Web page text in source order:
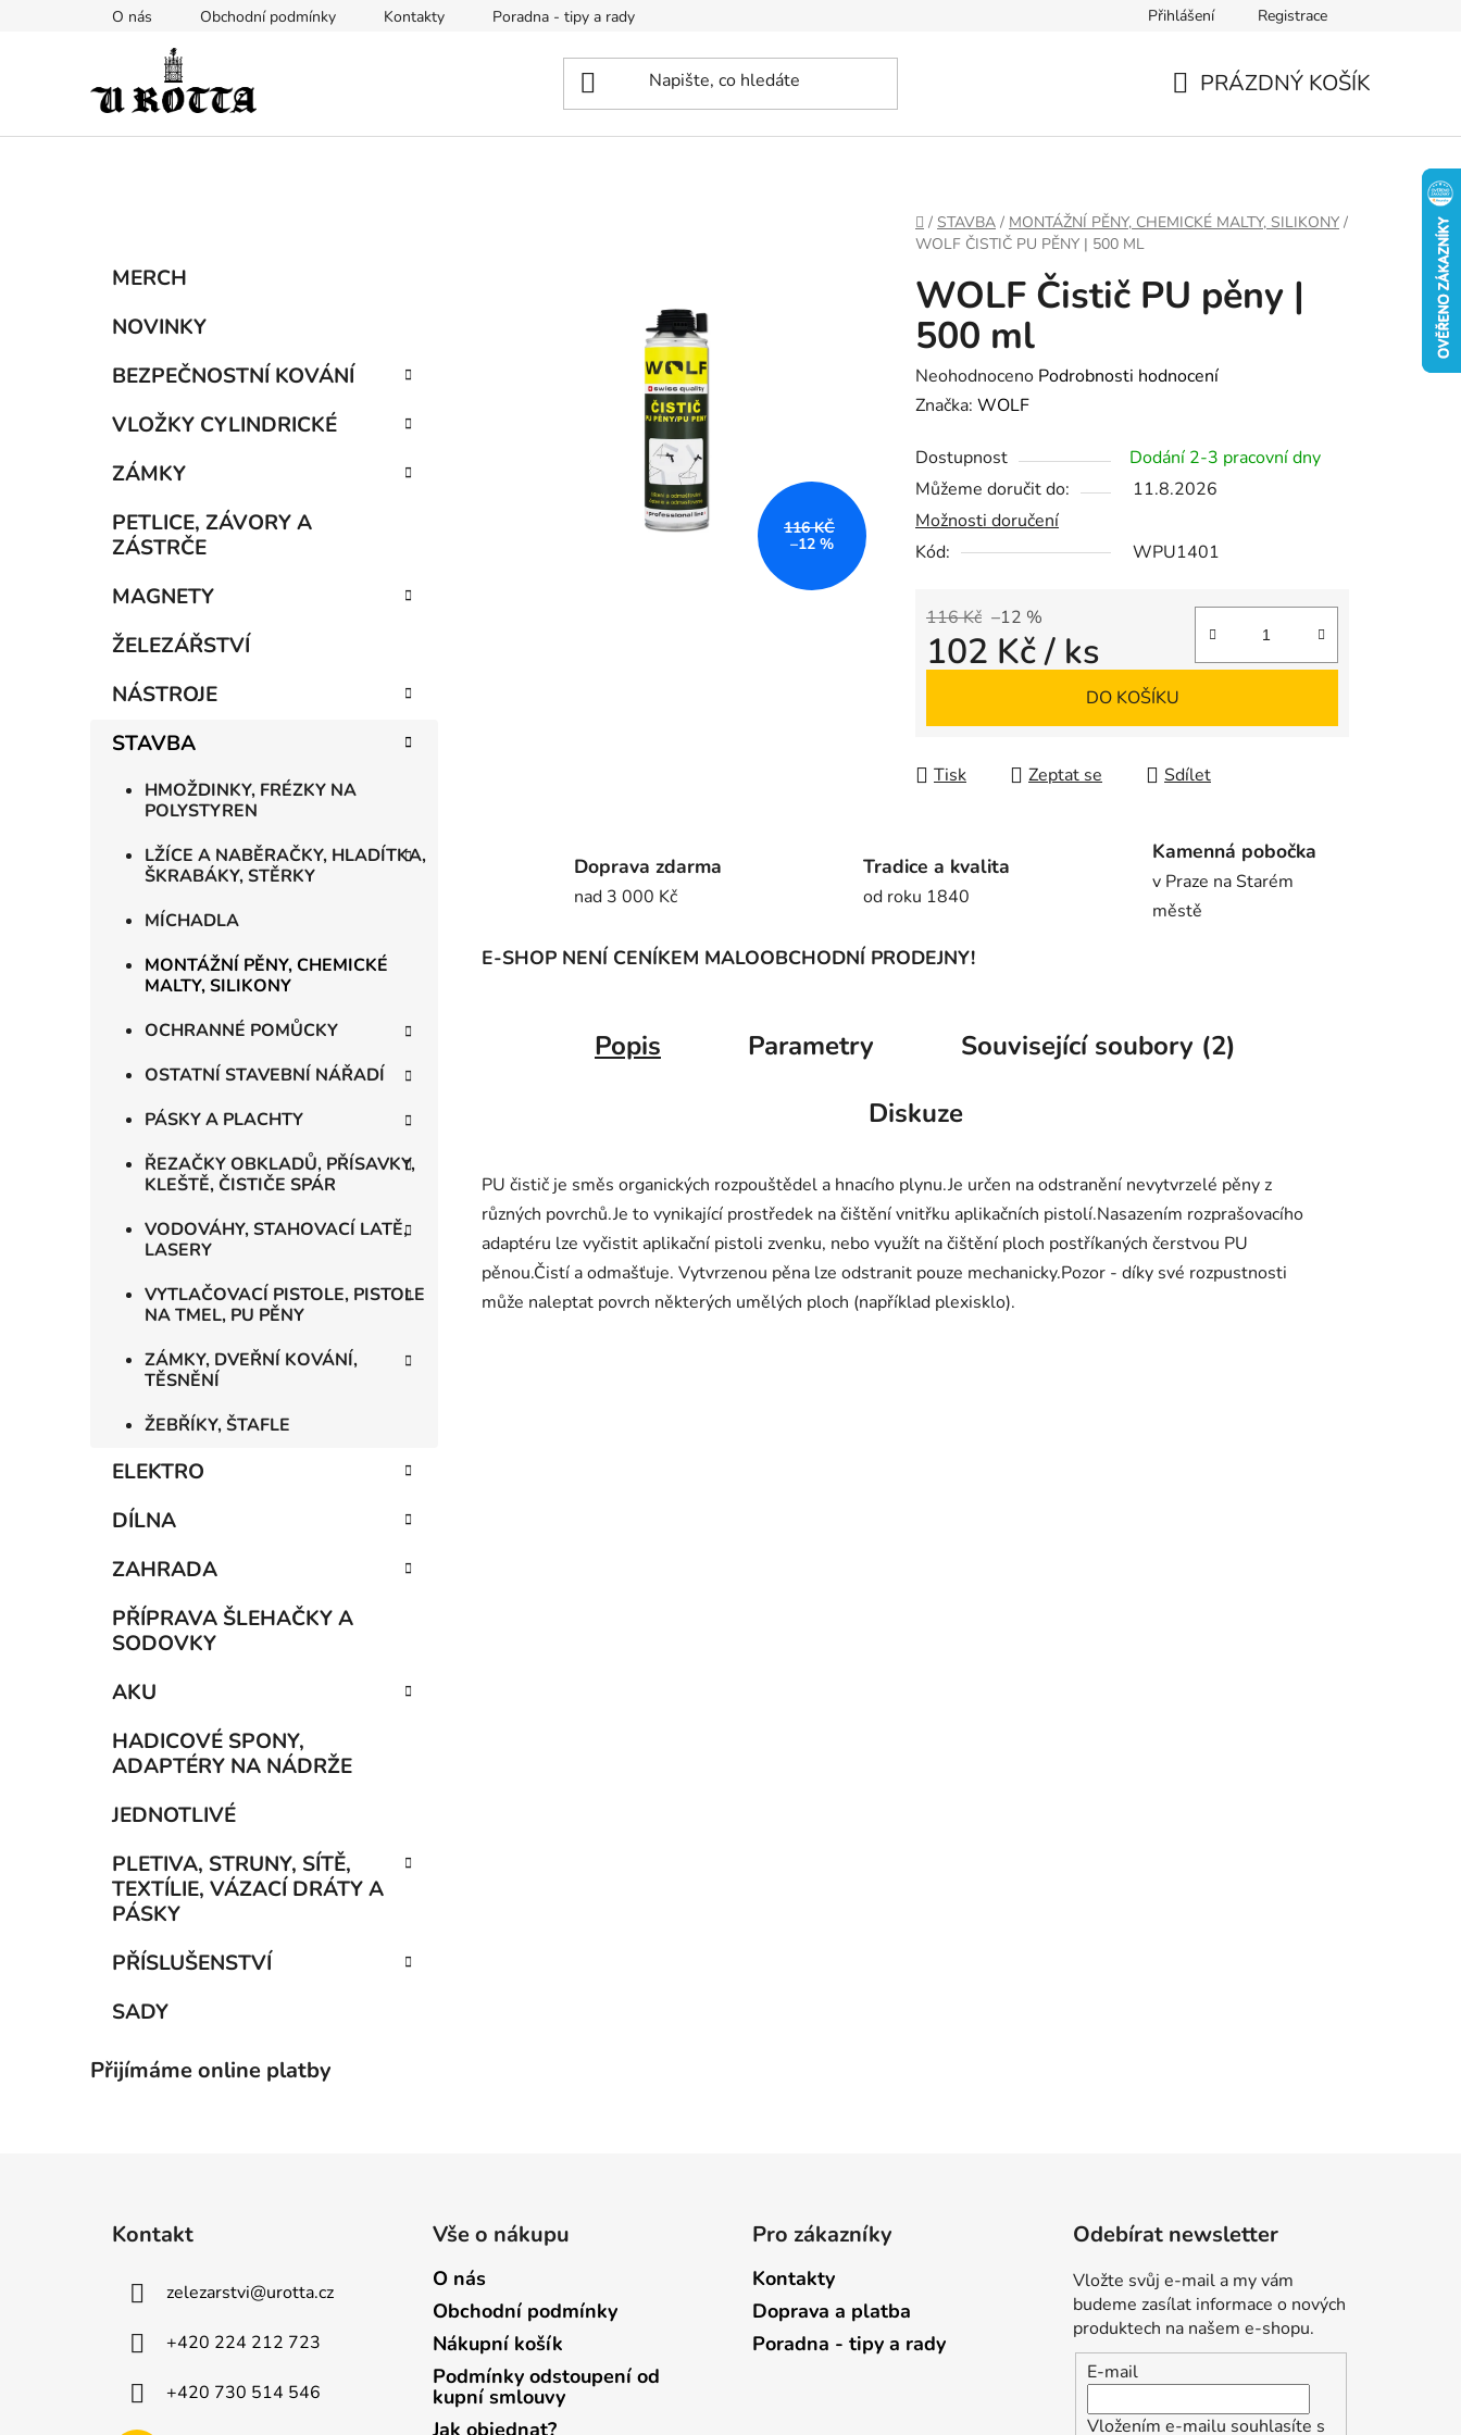
O nás Obchodní podmínky Kontakty Poradna - tipy a rady Přihlášení Registrace
PRÁZDNÝ KOŠÍK
DOMŮ
/ STAVBA / MONTÁŽNÍ PĚNY, CHEMICKÉ MALTY, SILIKONY /
WOLF ČISTIČ PU PĚNY | 500 ML
Přeskočit
kategorie
MERCH
NOVINKY
BEZPEČNOSTNÍ KOVÁNÍ
VLOŽKY CYLINDRICKÉ
ZÁMKY
PETLICE, ZÁVORY A
ZÁSTRČE
MAGNETY
ŽELEZÁŘSTVÍ
NÁSTROJE
STAVBA
HMOŽDINKY, FRÉZKY NA
POLYSTYREN
LŽÍCE A NABĚRAČKY, HLADÍTKA,
ŠKRABÁKY, STĚRKY
MÍCHADLA
MONTÁŽNÍ PĚNY, CHEMICKÉ
MALTY, SILIKONY
OCHRANNÉ POMŮCKY
OSTATNÍ STAVEBNÍ NÁŘADÍ
PÁSKY A PLACHTY
ŘEZAČKY OBKLADŮ, PŘÍSAVKY,
KLEŠTĚ, ČISTIČE SPÁR
VODOVÁHY, STAHOVACÍ LATĚ,
LASERY
VYTLAČOVACÍ PISTOLE, PISTOLE
NA TMEL, PU PĚNY
ZÁMKY, DVEŘNÍ KOVÁNÍ,
TĚSNĚNÍ
ŽEBŘÍKY, ŠTAFLE
ELEKTRO
DÍLNA
ZAHRADA
PŘÍPRAVA ŠLEHAČKY A
SODOVKY
AKU
HADICOVÉ SPONY,
ADAPTÉRY NA NÁDRŽE
JEDNOTLIVÉ
PLETIVA, STRUNY, SÍTĚ,
TEXTÍLIE, VÁZACÍ DRÁTY A
PÁSKY
PŘÍSLUŠENSTVÍ
SADY
Přijímáme online platby
WOLF Čistič PU pěny |
500 ml
Průměrné
hodnocení
je
0,0
z
5
Neohodnoceno Podrobnosti hodnocení
Značka: WOLF
Dostupnost
Dodání 2-3 pracovní dny
Můžeme doručit do:
11.8.2026
Možnosti doručení
Kód:
WPU1401
116 Kč –12 %
102 Kč/ ks
DO KOŠÍKU
Tisk Zeptat se Sdílet
116 KČ
–12 %
Doprava zdarma
nad 3 000 Kč
Tradice a kvalita
od roku 1840
Kamenná pobočka
v Praze na Starém
městě
E-SHOP NENÍ CENÍKEM MALOOBCHODNÍ PRODEJNY!
Popis Parametry
Související soubory (2)
Diskuze
PU čistič je směs organických rozpouštědel a hnacího plynu.Je určen na odstranění nevytvrzelé pěny z
různých povrchů.Je to vynikající prostředek na čištění vnitřku aplikačních pistolí.Nasazením rozprašovacího
adaptéru lze vyčistit aplikační pistoli zvenku, nebo využít na čištění ploch postříkaných čerstvou PU
pěnou.Čistí a odmašťuje. Vytvrzenou pěna lze odstranit pouze mechanicky.Pozor - díky své rozpustnosti
může naleptat povrch některých umělých ploch (například plexisklo).
Kontakt
zelezarstvi@urotta.cz
+420 224 212 723
+420 730 514 546
Vše o nákupu
O nás
Obchodní podmínky
Nákupní košík
Podmínky odstoupení od
kupní smlouvy
Pro zákazníky
Kontakty
Doprava a platba
Poradna - tipy a rady
Odebírat newsletter
Vložte svůj e-mail a my vám
budeme zasílat informace o nových
produktech na našem e-shopu.
E-mail
Vložením e-mailu souhlasíte s